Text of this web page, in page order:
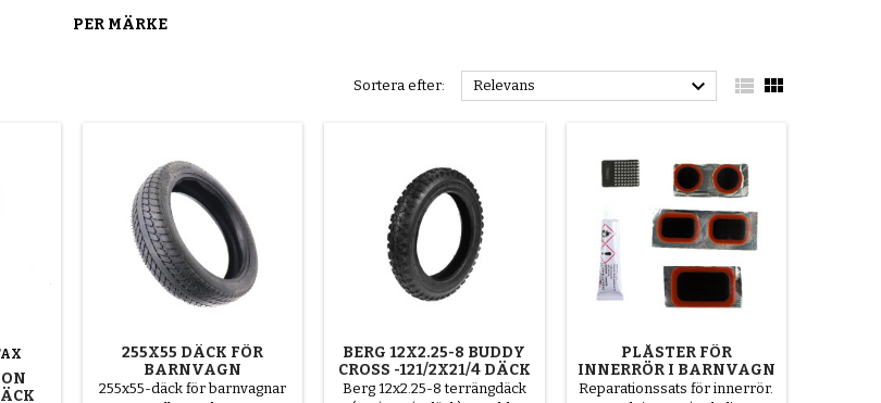
PER MÄRKE
Sortera efter: Relevans   
255X55 DÄCK FÖR
BARNVAGN
255x55-däck för barnvagnar
BERG 12X2.25-8 BUDDY
CROSS -121/2X21/4 DÄCK
Berg 12x2.25-8 terrängdäck
PLÅSTER FÖR
INNERRÖR I BARNVAGN
Reparationssats för innerrör.